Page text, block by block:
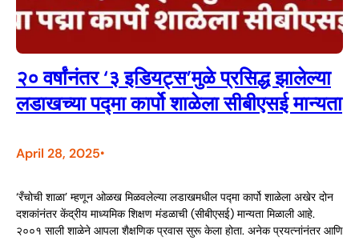
२० वर्षांनंतर ‘३ इडियट्स’मुळे प्रसिद्ध झालेल्या
लडाखच्या पद्मा कार्पो शाळेला सीबीएसई मान्यता
April 28, 2025•
‘रँचोची शाळा’ म्हणून ओळख मिळवलेल्या लडाखमधील पद्मा कार्पो शाळेला अखेर दोन
दशकांनंतर केंद्रीय माध्यमिक शिक्षण मंडळाची (सीबीएसई) मान्यता मिळाली आहे.
२००१ साली शाळेने आपला शैक्षणिक प्रवास सुरू केला होता. अनेक प्रयत्नांनंतर आणि